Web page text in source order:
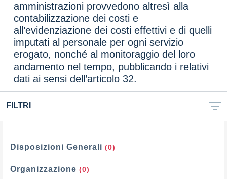
amministrazioni provvedono altresì alla
contabilizzazione dei costi e
all’evidenziazione dei costi effettivi e di quelli
imputati al personale per ogni servizio
erogato, nonché al monitoraggio del loro
andamento nel tempo, pubblicando i relativi
dati ai sensi dell’articolo 32.
FILTRI
Filtri
Disposizioni Generali (0)
Organizzazione (0)